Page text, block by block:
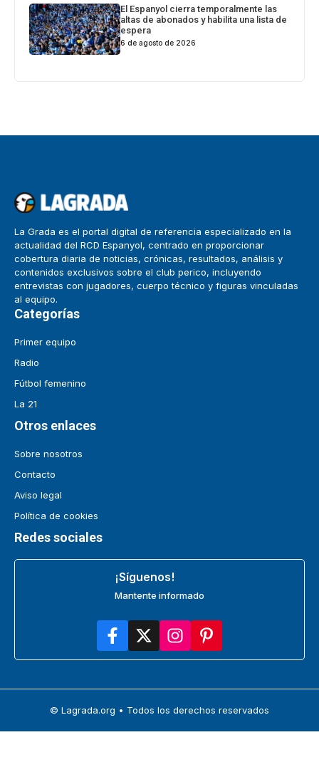
El Espanyol cierra temporalmente las
altas de abonados y habilita una lista de
espera
6 de agosto de 2026
La Grada es el portal digital de referencia especializado en la
actualidad del RCD Espanyol, centrado en proporcionar
cobertura diaria de noticias, crónicas, resultados, análisis y
contenidos exclusivos sobre el club perico, incluyendo
entrevistas con jugadores, cuerpo técnico y figuras vinculadas
al equipo.
Categorías
Primer equipo
Radio
Fútbol femenino
La 21
Otros enlaces
Sobre nosotros
Contacto
Aviso legal
Política de cookies
Redes sociales
¡Síguenos!
Mantente informado
© Lagrada.org • Todos los derechos reservados